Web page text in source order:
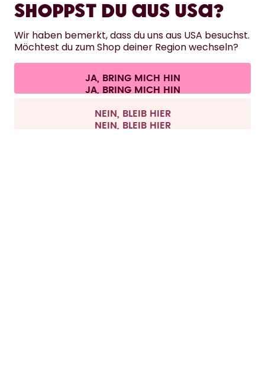
KONTAKT
Cookie-Einstellungen AGB Datenschutz
Alle Preise sind inklusive Mehrwertsteuer und zzgl. Versandkosten.
Shoppst du aus USA?
Wir haben bemerkt, dass du uns aus USA besuchst.
Möchtest du zum Shop deiner Region wechseln?
JA, BRING MICH HIN
NEIN, BLEIB HIER